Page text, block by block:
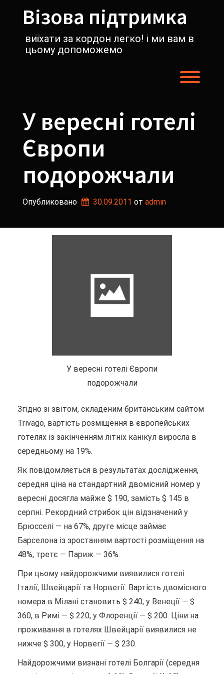
содержимомуВізова підтримка
виїхати за кордон легко! і ми вам в
цьому допоможемо
У вересні готелі
Європи
подорожчали
Опубликовано 30.09.2011 от admin
У вересні готелі Європи
подорожчали
Згідно зі звітом, складеним британським сайтом
Trivago, вартість розміщення в європейських
готелях із закінченням літніх канікул виросла в
середньому на 19%.
Як повідомляється в результатах дослідження,
середня ціна на стандартний двомісний номер у
вересні досягла майже $ 190, замість $ 145 в
серпні. Рекордний стрибок цін відзначений у
Брюсселі — на 67%, друге місце займає
Барселона із зростанням вартості розміщення на
48%, третє — Париж — 36%.
При цьому найдорожчими виявилися готелі
Італії, Швейцарії та Норвегії. Вартість двомісного
номера в Мілані становить $ 240, у Венеції — $
360, в Римі — $ 220, у Флоренції — $ 200. Ціни на
проживання в готелях Швейцарії виявилися не
нижче $ 300, у Норвегії — $ 230.
Найдорожчими визнані готелі Болгарії (середня